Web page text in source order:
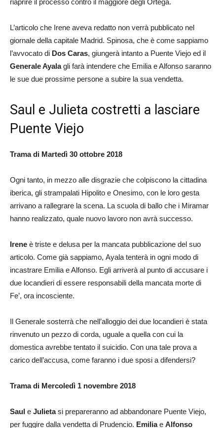
L’articolo che Irene aveva redatto non verrà pubblicato nel
giornale della capitale Madrid. Spinosa, che è come sappiamo
l’avvocato di Dos Caras, giungerà intanto a Puente Viejo ed il
Generale Ayalagli farà intendere che Emilia e Alfonso saranno
le sue due prossime persone a subire la sua vendetta.
Saul e Julieta costretti a lasciare
Puente Viejo
Trama di Martedì 30 ottobre 2018
Ogni tanto, in mezzo alle disgrazie che colpiscono la cittadina
iberica, gli strampalati Hipolito e Onesimo, con le loro gesta
arrivano a rallegrare la scena. La scuola di ballo che i Miramar
hanno realizzato, quale nuovo lavoro non avrà successo.
Irene è triste e delusa per la mancata pubblicazione del suo
articolo. Come già sappiamo, Ayala tenterà in ogni modo di
incastrare Emilia e Alfonso. Egli arriverà al punto di accusare i
due locandieri di essere responsabili della mancata morte di
Fe’, ora incosciente.
Il Generale sosterrà che nell’alloggio dei due locandieri è stata
rinvenuto un pezzo di corda, uguale a quella con cui la
domestica avrebbe tentato il suicidio. Con una tale prova a
carico dell’accusa, come faranno i due sposi a difendersi?
Trama di Mercoledì 1 novembre 2018
Saul e Julietasi prepareranno ad abbandonare Puente Viejo,
per fuggire dalla vendetta di Prudencio. Emiliae Alfonso